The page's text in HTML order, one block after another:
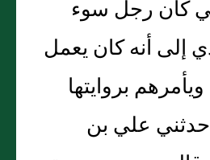
كان رجل سوء
إلى أنه كان يعمل
بروايتها
علي بن